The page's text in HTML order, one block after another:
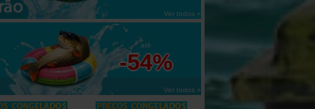
Ver todos »
até
-54%
Ver todos »